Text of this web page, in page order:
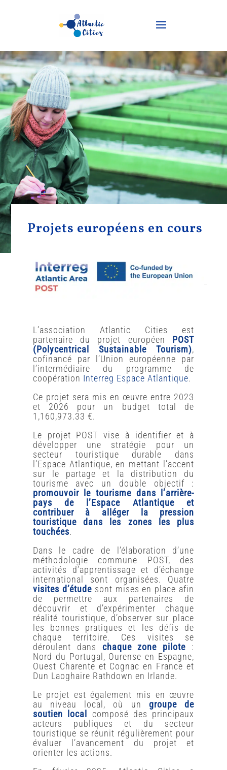
Projets européens en cours
POST
L’association Atlantic Cities est
partenaire du projet européen POST
(Polycentrical Sustainable Tourism),
cofinancé par l’Union européenne par
l’intermédiaire du programme de
coopération Interreg Espace Atlantique.
Ce projet sera mis en œuvre entre 2023
et 2026 pour un budget total de
1,160,973.33 €.
Le projet POST vise à identifier et à
développer une stratégie pour un
secteur touristique durable dans
l’Espace Atlantique, en mettant l’accent
sur le partage et la distribution du
tourisme avec un double objectif :
promouvoir le tourisme dans l’arrière-
pays de l’Espace Atlantique et
contribuer à alléger la pression
touristique dans les zones les plus
touchées.
Dans le cadre de l’élaboration d’une
méthodologie commune POST, des
activités d’apprentissage et d’échange
international sont organisées. Quatre
visites d’étudesont mises en place afin
de permettre aux partenaires de
découvrir et d’expérimenter chaque
réalité touristique, d’observer sur place
les bonnes pratiques et les défis de
chaque territoire. Ces visites se
déroulent dans chaque zone pilote :
Nord du Portugal, Ourense en Espagne,
Ouest Charente et Cognac en France et
Dun Laoghaire Rathdown en Irlande.
Le projet est également mis en œuvre
au niveau local, où un groupe de
soutien local
composé des principaux
acteurs publiques et du secteur
touristique se réunit régulièrement pour
évaluer l’avancement du projet et
orienter les actions.